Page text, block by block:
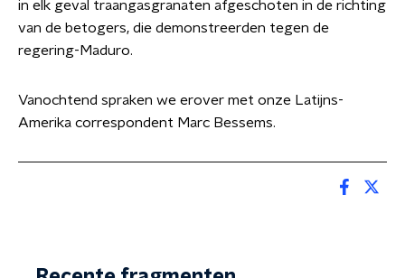
in elk geval traangasgranaten afgeschoten in de richting
van de betogers, die demonstreerden tegen de
regering-Maduro.
Vanochtend spraken we erover met onze Latijns-
Amerika correspondent Marc Bessems.